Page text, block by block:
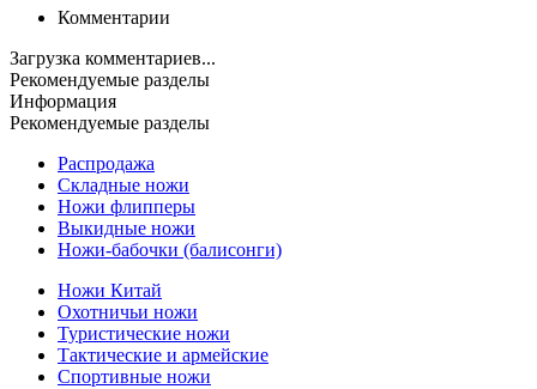
Комментарии
Загрузка комментариев...
Рекомендуемые разделы
Информация
Рекомендуемые разделы
Распродажа
Складные ножи
Ножи флипперы
Выкидные ножи
Ножи-бабочки (балисонги)
Ножи Китай
Охотничьи ножи
Туристические ножи
Тактические и армейские
Спортивные ножи